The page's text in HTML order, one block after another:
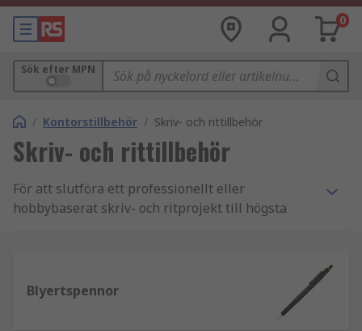
0
Sök efter MPN
/ Kontorstillbehör / Skriv- och rittillbehör
Skriv- och rittillbehör
För att slutföra ett professionellt eller
hobbybaserat skriv- och ritprojekt till högsta
blyertspennor för allmänt bruk till specialiserade
Blyertspennor